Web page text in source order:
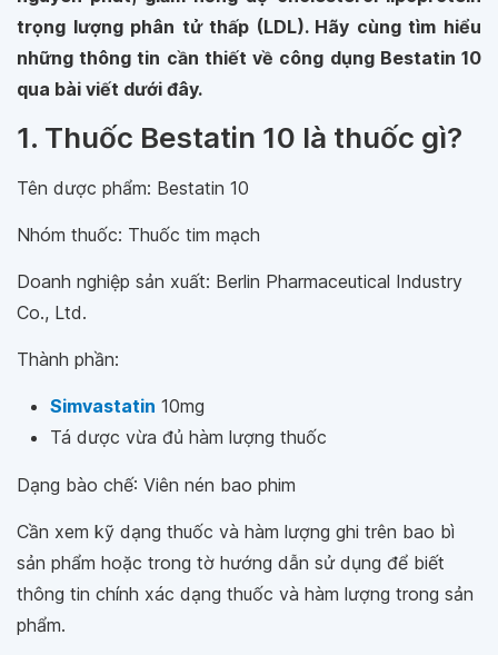
trọng lượng phân tử thấp (LDL). Hãy cùng tìm hiểu
những thông tin cần thiết về công dụng Bestatin 10
qua bài viết dưới đây.
1. Thuốc Bestatin 10 là thuốc gì?
Tên dược phẩm: Bestatin 10
Nhóm thuốc: Thuốc tim mạch
Doanh nghiệp sản xuất: Berlin Pharmaceutical Industry
Co., Ltd.
Thành phần:
Simvastatin 10mg
Tá dược vừa đủ hàm lượng thuốc
Dạng bào chế: Viên nén bao phim
Cần xem kỹ dạng thuốc và hàm lượng ghi trên bao bì
sản phẩm hoặc trong tờ hướng dẫn sử dụng để biết
thông tin chính xác dạng thuốc và hàm lượng trong sản
phẩm.